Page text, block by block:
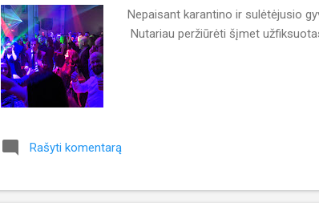
Nepaisant karantino ir sulėtėjusio
Nutariau peržiūrėti šįmet
Rašyti komentarą